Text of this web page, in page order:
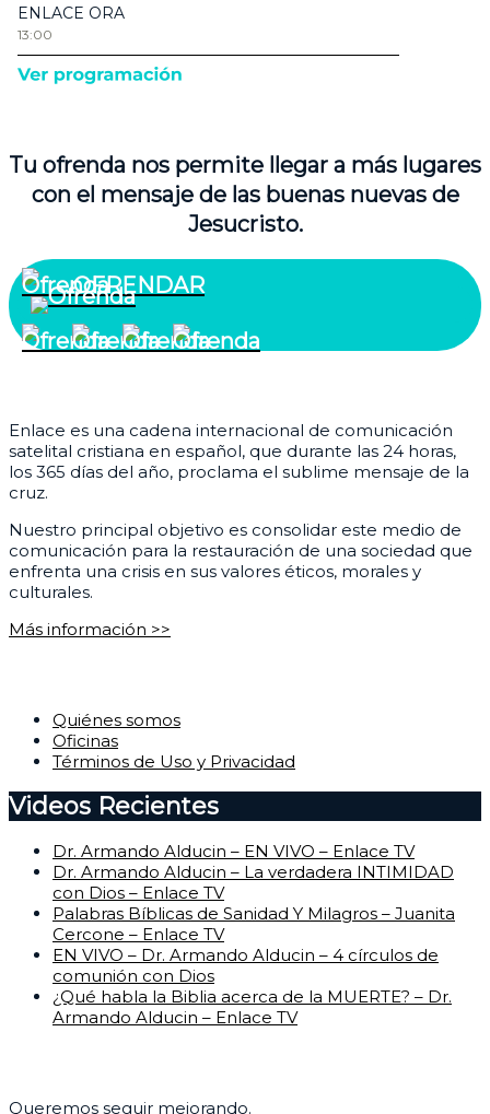
Tu ofrenda nos permite llegar a más lugares
con el mensaje de las buenas nuevas de
Jesucristo.
OFRENDAR
Enlace es una cadena internacional de comunicación
satelital cristiana en español, que durante las 24 horas,
los 365 días del año, proclama el sublime mensaje de la
cruz.
Nuestro principal objetivo es consolidar este medio de
comunicación para la restauración de una sociedad que
enfrenta una crisis en sus valores éticos, morales y
culturales.
Más información >>
Quiénes somos
Oficinas
Términos de Uso y Privacidad
Videos Recientes
Dr. Armando Alducin – EN VIVO – Enlace TV
Dr. Armando Alducin – La verdadera INTIMIDAD
con Dios – Enlace TV
Palabras Bíblicas de Sanidad Y Milagros – Juanita
Cercone – Enlace TV
EN VIVO – Dr. Armando Alducin – 4 círculos de
comunión con Dios
¿Qué habla la Biblia acerca de la MUERTE? – Dr.
Armando Alducin – Enlace TV
Queremos seguir mejorando.